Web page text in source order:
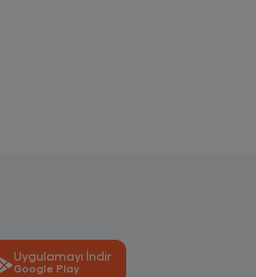
Uygulamayı İndir
Google Play